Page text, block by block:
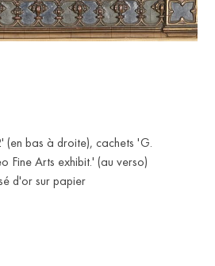
(en bas à droite), cachets 'G.
Fine Arts exhibit.' (au verso)
d'or sur papier